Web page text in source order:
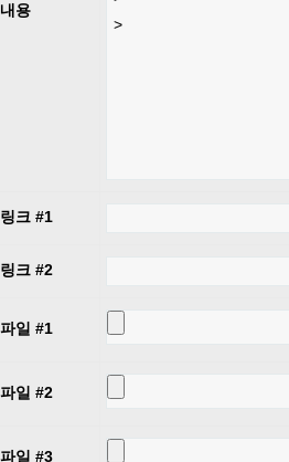
내용
링크 #1
링크 #2
파일 #1
파일 #2
파일 #3